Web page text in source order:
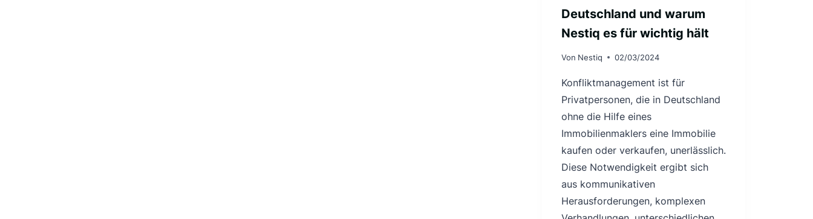
Deutschland und warum
Nestiq es für wichtig hält
Von Nestiq 02/03/2024
Konfliktmanagement ist für
Privatpersonen, die in Deutschland
ohne die Hilfe eines
Immobilienmaklers eine Immobilie
kaufen oder verkaufen, unerlässlich.
Diese Notwendigkeit ergibt sich
aus kommunikativen
Herausforderungen, komplexen